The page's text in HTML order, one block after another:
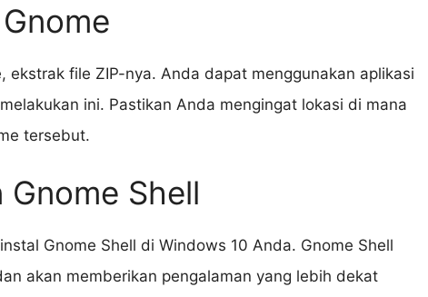
ekstrak file ZIP-nya. Anda dapat menggunakan aplikasi
ini. Pastikan Anda mengingat lokasi di mana
tersebut.
Shell
Gnome Shell di Windows 10 Anda. Gnome Shell
akan memberikan pengalaman yang lebih dekat